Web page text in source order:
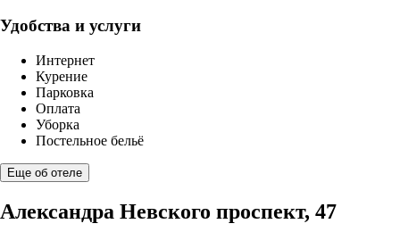
Удобства и услуги
Интернет
Курение
Парковка
Оплата
Уборка
Постельное бельё
Еще об отеле
Александра Невского проспект, 47